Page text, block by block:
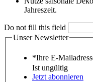
Jahreszeit.
Do not fill this field
Unser Newsletter
*Ihre E-
Ist ungültig
Jetzt abonnieren